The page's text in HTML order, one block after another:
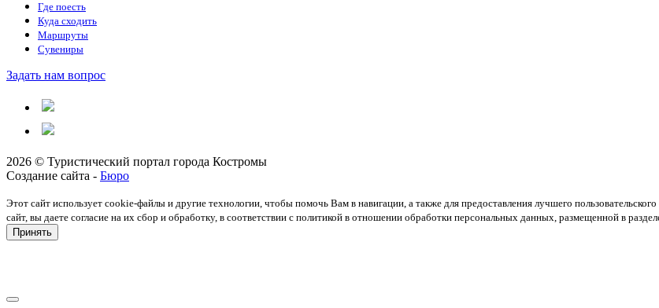
Где поесть
Куда сходить
Маршруты
Сувениры
Задать нам вопрос
2026 © Туристический портал города Костромы
Создание сайта - Бюро
Этот сайт использует cookie-файлы и другие технологии, чтобы помочь Вам в навигации, а также для предоставления лучшего
сайт, вы даете согласие на их сбор и обработку, в соответствии с политикой в отношении обработки персональных данных, размещенной в
Принять